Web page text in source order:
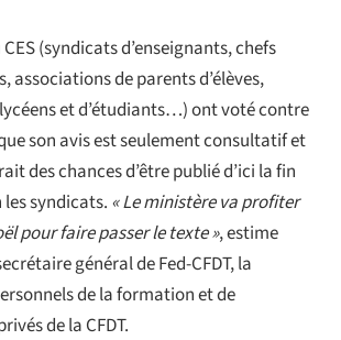
(syndicats d’enseignants, chefs
associations de parents d’élèves,
et d’étudiants…) ont voté contre
son avis est seulement consultatif et
des chances d’être publié d’ici la fin
les syndicats. « Le ministère va profiter
pour faire passer le texte », estime
général de Fed-CFDT, la
de la formation et de
de la CFDT.